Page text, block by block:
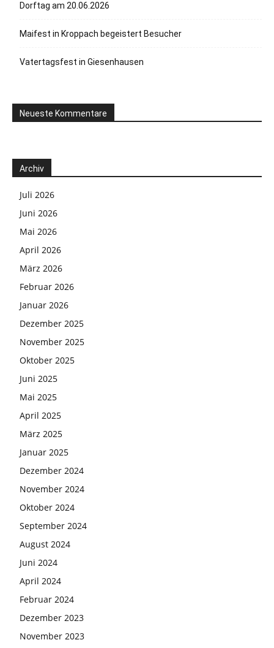
Dorftag am 20.06.2026
Maifest in Kroppach begeistert Besucher
Vatertagsfest in Giesenhausen
Neueste Kommentare
Archiv
Juli 2026
Juni 2026
Mai 2026
April 2026
März 2026
Februar 2026
Januar 2026
Dezember 2025
November 2025
Oktober 2025
Juni 2025
Mai 2025
April 2025
März 2025
Januar 2025
Dezember 2024
November 2024
Oktober 2024
September 2024
August 2024
Juni 2024
April 2024
Februar 2024
Dezember 2023
November 2023